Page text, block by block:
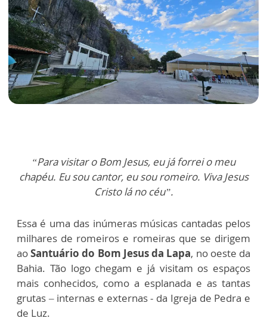
“Para visitar o Bom Jesus, eu já forrei o meu
chapéu. Eu sou cantor, eu sou romeiro. Viva Jesus
Cristo lá no céu”.
Essa é uma das inúmeras músicas cantadas pelos
milhares de romeiros e romeiras que se dirigem
aoSantuário do Bom Jesus da Lapa, no oeste da
Bahia. Tão logo chegam e já visitam os espaços
mais conhecidos, como a esplanada e as tantas
grutas – internas e externas - da Igreja de Pedra e
de Luz.